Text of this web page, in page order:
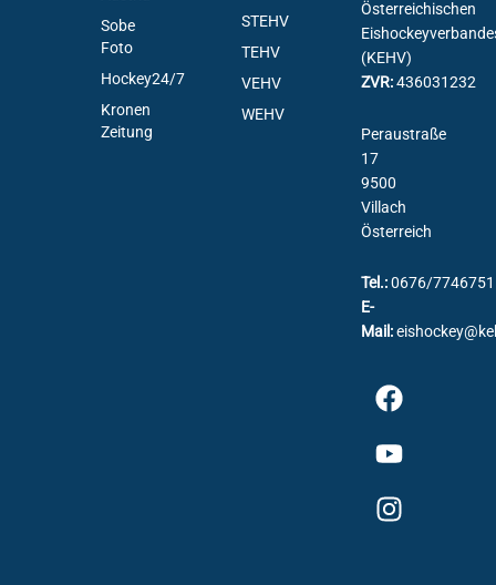
Sobe
Foto
Hockey24/7
Kronen
Zeitung
STEHV
TEHV
VEHV
WEHV
Österreichischen
(KEHV)
ZVR:436031232
Peraustraße
17
9500
Villach
Österreich
Tel.:0676/7746751
E-
Mail: